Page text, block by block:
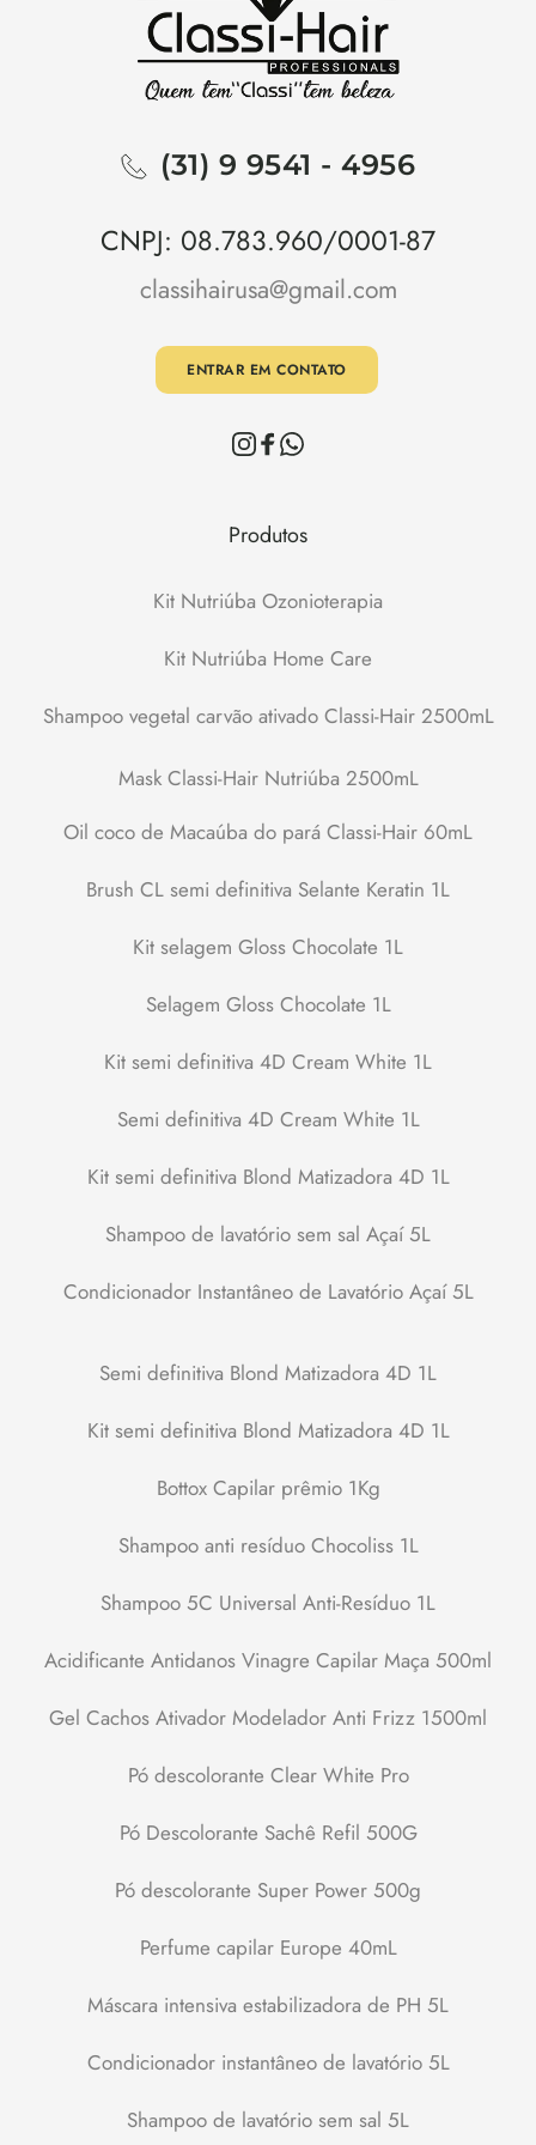
(Agência Nacional de Vigilância
Sanitária).
(31) 9 9541 - 4956
CNPJ: 08.783.960/0001-87
classihairusa@gmail.com
ENTRAR EM CONTATO
Produtos
Kit Nutriúba Ozonioterapia
Kit Nutriúba Home Care
Shampoo vegetal carvão ativado Classi-Hair 2500mL
Mask Classi-Hair Nutriúba 2500mL
Oil coco de Macaúba do pará Classi-Hair 60mL
Brush CL semi definitiva Selante Keratin 1L
Kit selagem Gloss Chocolate 1L
Selagem Gloss Chocolate 1L
Kit semi definitiva 4D Cream White 1L
Semi definitiva 4D Cream White 1L
Kit semi definitiva Blond Matizadora 4D 1L
Shampoo de lavatório sem sal Açaí 5L
Condicionador Instantâneo de Lavatório Açaí 5L
Semi definitiva Blond Matizadora 4D 1L
Kit semi definitiva Blond Matizadora 4D 1L
Bottox Capilar prêmio 1Kg
Shampoo anti resíduo Chocoliss 1L
Shampoo 5C Universal Anti-Resíduo 1L
Acidificante Antidanos Vinagre Capilar Maça 500ml
Gel Cachos Ativador Modelador Anti Frizz 1500ml
Pó descolorante Clear White Pro
Pó Descolorante Sachê Refil 500G
Pó descolorante Super Power 500g
Perfume capilar Europe 40mL
Máscara intensiva estabilizadora de PH 5L
Condicionador instantâneo de lavatório 5L
Shampoo de lavatório sem sal 5L